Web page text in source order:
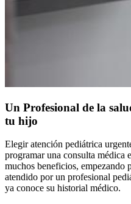
Un Profesional de la
tu hijo
Elegir atención pediátrica
programar una consulta médica
muchos beneficios, empezando
atendido por un profesional
ya conoce su historial médico.